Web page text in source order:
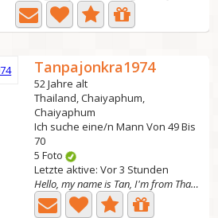
Tanpajonkra1974
52 Jahre alt
Thailand, Chaiyaphum,
Chaiyaphum
Ich suche eine/n Mann Von 49 Bis
70
5 Foto
Letzte aktive: Vor 3 Stunden
Hello, my name is Tan, I'm from Thailand, I'm 52 years...